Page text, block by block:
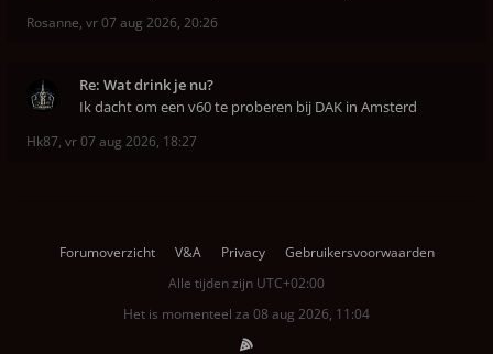
Rosanne, vr 07 aug 2026, 20:26
Re: Wat drink je nu?
Ik dacht om een v60 te proberen bij DAK in Amsterd
Hk87, vr 07 aug 2026, 18:27
Forumoverzicht V&A Privacy
Gebruikersvoorwaarden
Alle tijden zijn UTC+02:00
Het is momenteel za 08 aug 2026, 11:04